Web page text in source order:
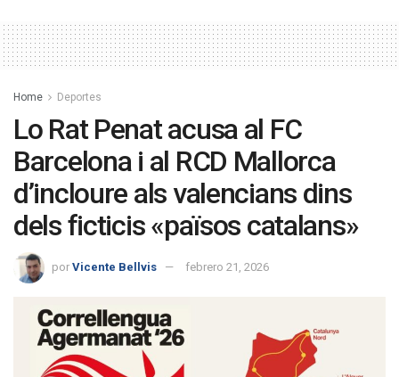
Home Deportes
Lo Rat Penat acusa al FC
Barcelona i al RCD Mallorca
d’incloure als valencians dins
dels ficticis «països catalans»
por Vicente Bellvis febrero 21, 2026